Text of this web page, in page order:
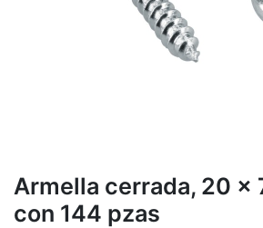
Armella cerrada, 20 x
con 144 pzas